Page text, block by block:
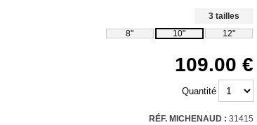
3 tailles
8"
10" 12"
109.00
Quantité
RÉF. MICHENAUD : 31415